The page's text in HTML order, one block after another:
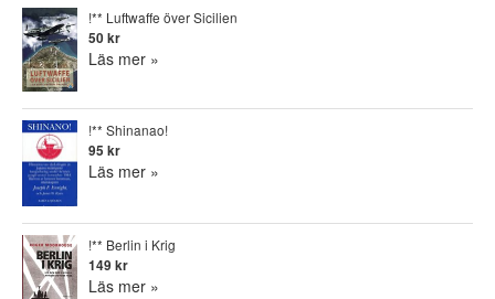
!** Luftwaffe över Sicilien
50 kr
Läs mer »
!** Shinanao!
95 kr
Läs mer »
!** Berlin i Krig
149 kr
Läs mer »